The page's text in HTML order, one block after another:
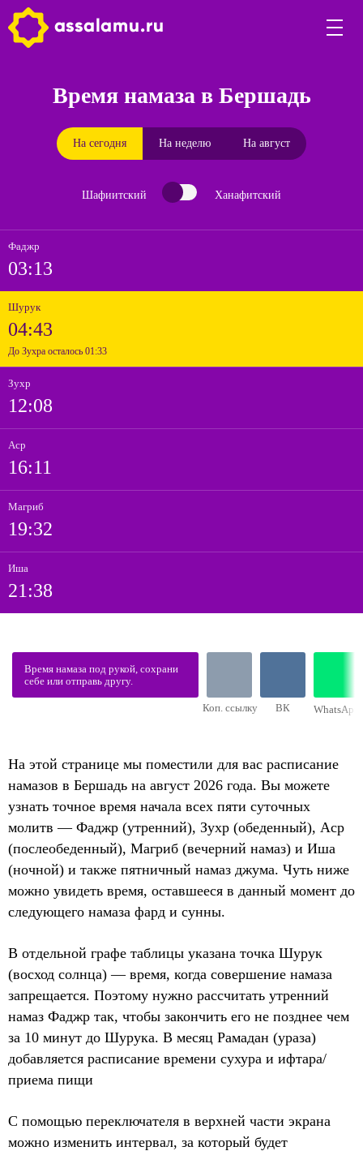
Время намаза в Бершадь
На сегодня На неделю На август
Шафиитский Ханафитский
Фаджр
03:13
Шурук
04:43
До Зухра осталось 01:33
Зухр
12:08
Аср
16:11
Магриб
19:32
Иша
21:38
Время намаза под рукой, сохрани
себе или отправь другу.
Коп. ссылку ВК WhatsApp
На этой странице мы поместили для вас расписание
намазов в Бершадь на август 2026 года. Вы можете
узнать точное время начала всех пяти суточных
молитв — Фаджр (утренний), Зухр (обеденный), Аср
(послеобеденный), Магриб (вечерний намаз) и Иша
(ночной) и также пятничный намаз джума. Чуть ниже
можно увидеть время, оставшееся в данный момент до
следующего намаза фард и сунны.
В отдельной графе таблицы указана точка Шурук
(восход солнца) — время, когда совершение намаза
запрещается. Поэтому нужно рассчитать утренний
намаз Фаджр так, чтобы закончить его не позднее чем
за 10 минут до Шурука. В месяц Рамадан (ураза)
добавляется расписание времени сухура и ифтара/
приема пищи
С помощью переключателя в верхней части экрана
можно изменить интервал, за который будет